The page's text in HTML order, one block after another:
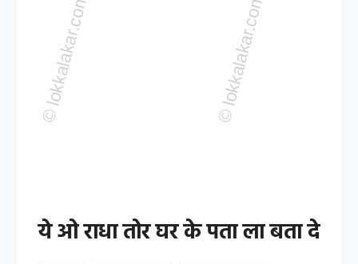
ये ओ राधा तोर घर के पता ला बता दे